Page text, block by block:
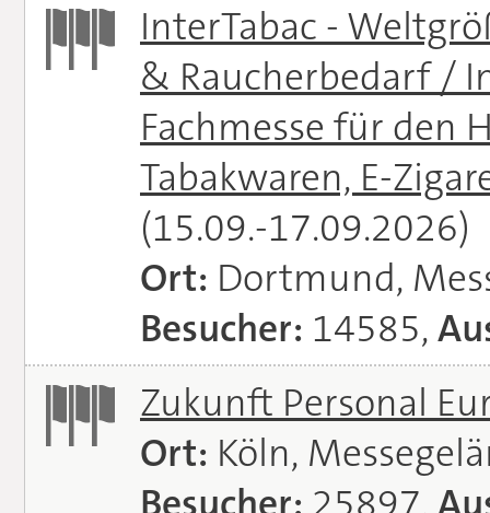
InterTabac -
& Raucherbedarf /
Fachmesse für den
Tabakwaren, E-
(15.09.-17.09.2026)
Ort: Dortmund,
Besucher: 14585,
Zukunft Personal
Ort: Köln,